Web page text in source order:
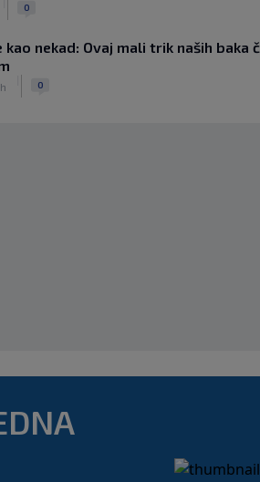
0
kao nekad: Ovaj mali trik naših baka
0